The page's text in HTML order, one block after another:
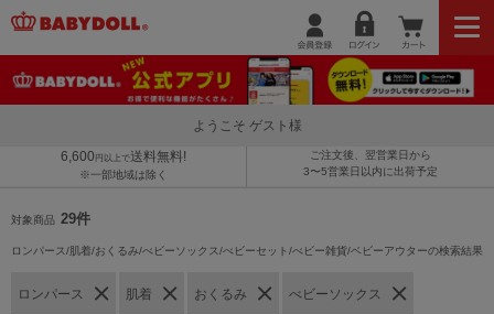
ようこそ ゲスト様
6,600 円以上で送料無料!
※一部地域は除く
ご注文後、翌営業日から
3〜5営業日以内に出荷予定
対象商品 29件
ロンパース/肌着/おくるみ/べビーソックス/べビーセット/べビー雑貨/ベビーアウターの検索結果
ロンパース 肌着 おくるみ べビーソックス